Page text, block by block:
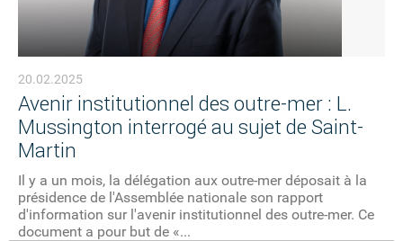
20.02.2025
Avenir institutionnel des outre-mer : L.
Mussington interrogé au sujet de Saint-
Martin
Il y a un mois, la délégation aux outre-mer déposait à la
présidence de l'Assemblée nationale son rapport
d'information sur l'avenir institutionnel des outre-mer. Ce
document a pour but de «...